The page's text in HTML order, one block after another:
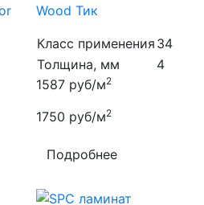
Wood Тик
Класс применения 34
Толщина, мм
4
1587 руб/м2
1750 руб/м2
Подробнее